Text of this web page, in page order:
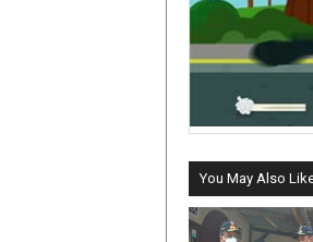
You May Also